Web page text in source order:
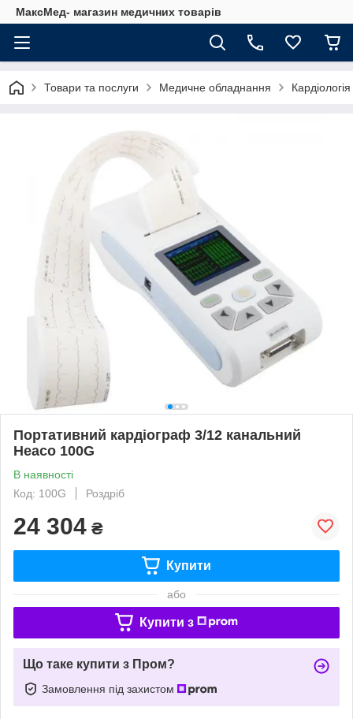
МаксМед- магазин медичних товарів
Товари та послуги Медичне обладнання Кардіологія
Портативний кардіограф 3/12 канальний
Heaco 100G
В наявності
Код: 100G
Роздріб
24 304 ₴
Купити
або
Купити з
Що таке купити з Пром?
Замовлення під захистом